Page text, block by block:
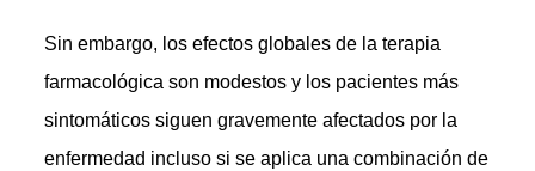
Sin embargo, los efectos globales de la terapia
farmacológica son modestos y los pacientes más
sintomáticos siguen gravemente afectados por la
enfermedad incluso si se aplica una combinación de